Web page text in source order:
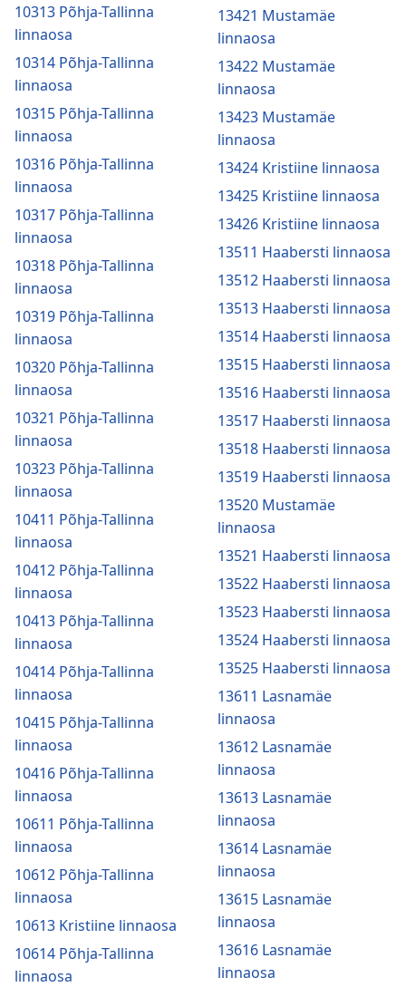
10313 Põhja-Tallinna
linnaosa
10314 Põhja-Tallinna
linnaosa
10315 Põhja-Tallinna
linnaosa
10316 Põhja-Tallinna
linnaosa
10317 Põhja-Tallinna
linnaosa
10318 Põhja-Tallinna
linnaosa
10319 Põhja-Tallinna
linnaosa
10320 Põhja-Tallinna
linnaosa
10321 Põhja-Tallinna
linnaosa
10323 Põhja-Tallinna
linnaosa
10411 Põhja-Tallinna
linnaosa
10412 Põhja-Tallinna
linnaosa
10413 Põhja-Tallinna
linnaosa
10414 Põhja-Tallinna
linnaosa
10415 Põhja-Tallinna
linnaosa
10416 Põhja-Tallinna
linnaosa
10611 Põhja-Tallinna
linnaosa
10612 Põhja-Tallinna
linnaosa
10613 Kristiine linnaosa
10614 Põhja-Tallinna
linnaosa
13421 Mustamäe
linnaosa
13422 Mustamäe
linnaosa
13423 Mustamäe
linnaosa
13424 Kristiine linnaosa
13425 Kristiine linnaosa
13426 Kristiine linnaosa
13511 Haabersti linnaosa
13512 Haabersti linnaosa
13513 Haabersti linnaosa
13514 Haabersti linnaosa
13515 Haabersti linnaosa
13516 Haabersti linnaosa
13517 Haabersti linnaosa
13518 Haabersti linnaosa
13519 Haabersti linnaosa
13520 Mustamäe
linnaosa
13521 Haabersti linnaosa
13522 Haabersti linnaosa
13523 Haabersti linnaosa
13524 Haabersti linnaosa
13525 Haabersti linnaosa
13611 Lasnamäe
linnaosa
13612 Lasnamäe
linnaosa
13613 Lasnamäe
linnaosa
13614 Lasnamäe
linnaosa
13615 Lasnamäe
linnaosa
13616 Lasnamäe
linnaosa